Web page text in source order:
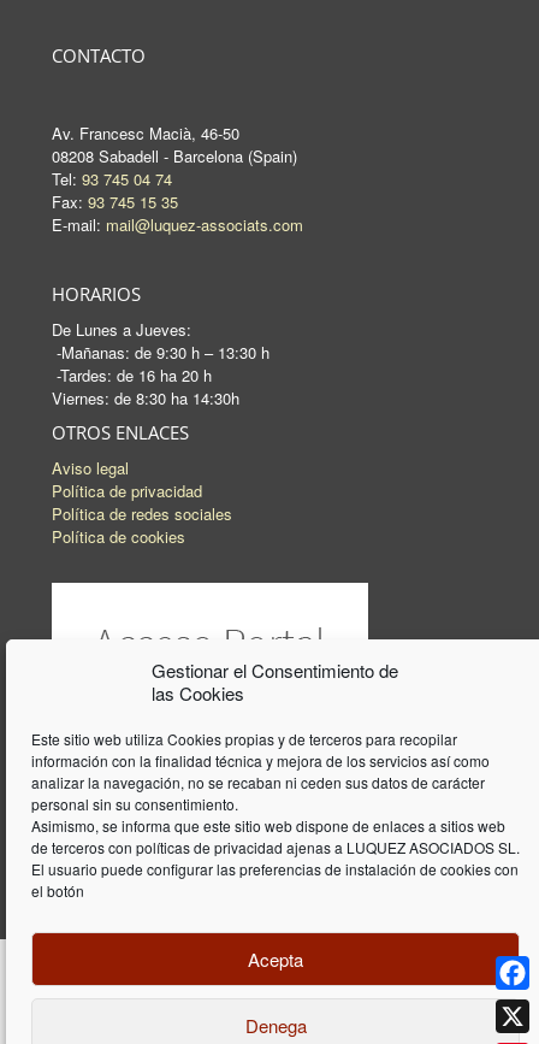
Gestionar el Consentimiento de
las Cookies
Este sitio web utiliza Cookies propias y de terceros para recopilar
información con la finalidad técnica y mejora de los servicios así como
analizar la navegación, no se recaban ni ceden sus datos de carácter
personal sin su consentimiento.
Asimismo, se informa que este sitio web dispone de enlaces a sitios web
de terceros con políticas de privacidad ajenas a LUQUEZ ASOCIADOS SL.
El usuario puede configurar las preferencias de instalación de cookies con
el botón
Acepta
Denega
CONTACTO
Av. Francesc Macià, 46-50
08208 Sabadell - Barcelona (Spain)
Tel: 93 745 04 74
Fax: 93 745 15 35
E-mail: mail@luquez-associats.com
HORARIOS
De Lunes a Jueves:
-Mañanas: de 9:30 h – 13:30 h
-Tardes: de 16 ha 20 h
Viernes: de 8:30 ha 14:30h
OTROS ENLACES
Aviso legal
Política de privacidad
Política de redes sociales
Política de cookies
Diseño y programación web porDieres.com
| Lúquez Associats SL | ©